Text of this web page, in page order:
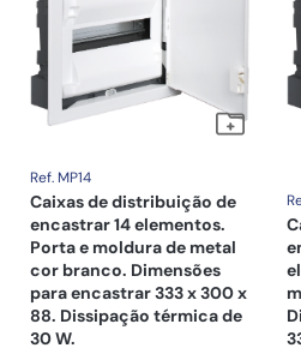
Ref. MP14
Caixas de distribuição de
encastrar 14 elementos.
Porta e moldura de metal
cor branco. Dimensões
para encastrar 333 x 300 x
88. Dissipação térmica de
30 W.